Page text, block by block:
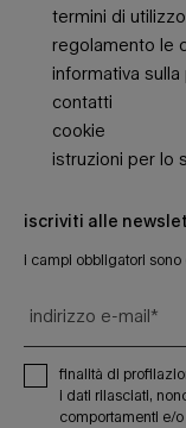
termini di utilizzo
regolamento le
informativa sulla
contatti
cookie
istruzioni per lo
iscriviti alle
i campi obbligatori
indirizzo e-mail*
finalità di
i dati rilasciati,
comportamenti e/